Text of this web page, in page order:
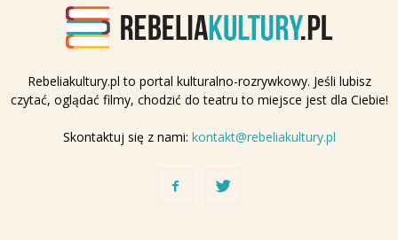
Rebeliakultury.pl to portal kulturalno-rozrywkowy. Jeśli lubisz
czytać, oglądać filmy, chodzić do teatru to miejsce jest dla Ciebie!
Skontaktuj się z nami: kontakt@rebeliakultury.pl